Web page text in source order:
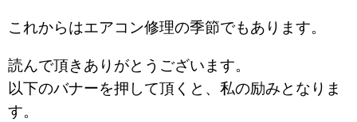
これからはエアコン修理の季節でもあります。
読んで頂きありがとうございます。
以下のバナーを押して頂くと、私の励みとなりま
す。